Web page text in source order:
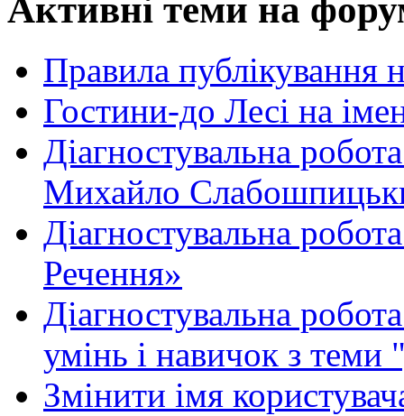
Активні теми на
Правила публікування
Гостини-до Лесі на
Діагностувальна
Михайло
Діагностувальна
Речення»
Діагностувальна
умінь і навичок з теми
Змінити імя